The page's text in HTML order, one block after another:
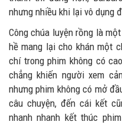
nhưng nhiều khi lại vô dụng
Công chúa luyện rồng là
hề mang lại cho khán một
chí trong phim không có
chẳng khiến người xem
nhưng phim không có mở
câu chuyện, đến cái kết
nhanh nhanh kết thúc